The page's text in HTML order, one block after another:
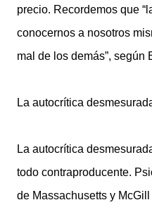
precio. Recordemos que
conocernos a nosotros
mal de los demás”, según
La autocrítica
La autocrítica
todo contraproducente.
de Massachusetts y